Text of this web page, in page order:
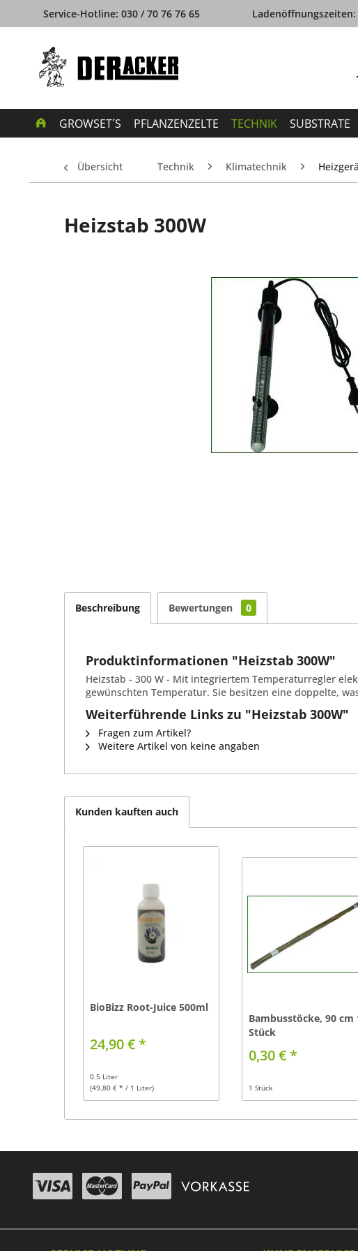
Service-Hotline: 030 / 70 76 76 65 Ladenöffnungszeiten:
GROWSET´S PFLANZENZELTE TECHNIK SUBSTRATE
Übersicht Technik Klimatechnik
Heizstab 300W
Beschreibung Bewertungen 0
Produktinformationen "Heizstab 300W"
Heizstab - 300 W - Mit integriertem Temperaturregler
gewünschten Temperatur. Sie besitzen eine doppelte,
Weiterführende Links zu "Heizstab 300W"
Fragen zum Artikel?
Weitere Artikel von keine angaben
Kunden kauften auch
BioBizz Root-Juice 500ml
24,90 € *
0.5 Liter
(49,80 € * / 1 Liter)
Bambusstöcke, 90 cm
Stück
0,30 € *
1 Stück